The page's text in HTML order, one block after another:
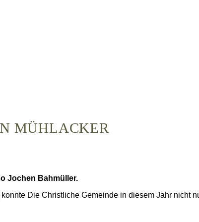
MÜHLACKER
Jochen Bahmüller.
Die Christliche Gemeinde in diesem Jahr nicht